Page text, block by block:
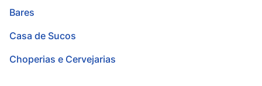
Bares
Casa de Sucos
Choperias e Cervejarias